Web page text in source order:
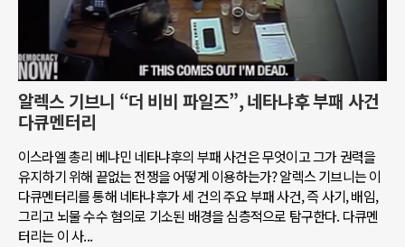
알렉스 기브니 “더 비비 파일즈”, 네타냐후 부패 사건
다큐멘터리
이스라엘 총리 베냐민 네타냐후의 부패 사건은 무엇이고 그가 권력을
유지하기 위해 끝없는 전쟁을 어떻게 이용하는가? 알렉스 기브니는 이
다큐멘터리를 통해 네타냐후가 세 건의 주요 부패 사건, 즉 사기, 배임,
그리고 뇌물 수수 혐의로 기소된 배경을 심층적으로 탐구한다. 다큐멘
터리는 이 사...